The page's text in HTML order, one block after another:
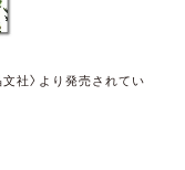
文社〉より発売されてい